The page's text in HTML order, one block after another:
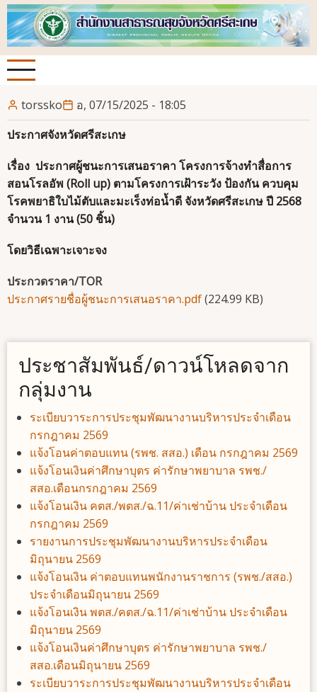
ข้าม
ไป
ยัง
เนื้อหา
หลัก
torssko
อ, 07/15/2025 - 18:05
ประกาศจังหวัดศรีสะเกษ
เรื่อง ประกาศผู้ชนะการเสนอราคา โครงการจ้างทำสื่อการ
สอนโรลอัพ (Roll up) ตามโครงการเฝ้าระวัง ป้องกัน ควบคุม
โรคพยาธิใบไม้ตับและมะเร็งท่อน้ำดี จังหวัดศรีสะเกษ ปี 2568
จำนวน 1 งาน (50 ชิ้น)
โดยวิธีเฉพาะเจาะจง
ประกวดราคา/TOR
ประกาศรายชื่อผู้ชนะการเสนอราคา.pdf(224.99 KB)
ประชาสัมพันธ์/ดาวน์โหลดจาก
กลุ่มงาน
ระเบียบวาระการประชุมพัฒนางานบริหารประจำเดือน
กรกฎาคม 2569
แจ้งโอนค่าตอบแทน (รพช. สสอ.) เดือน กรกฎาคม 2569
แจ้งโอนเงินค่าศึกษาบุตร ค่ารักษาพยาบาล รพช./
สสอ.เดือนกรกฎาคม 2569
แจ้งโอนเงิน คตส./พตส./ฉ.11/ค่าเช่าบ้าน ประจำเดือน
กรกฎาคม 2569
รายงานการประชุมพัฒนางานบริหารประจำเดือน
มิถุนายน 2569
แจ้งโอนเงิน ค่าตอบแทนพนักงานราชการ (รพช./สสอ.)
ประจำเดือนมิถุนายน 2569
แจ้งโอนเงิน พตส./คตส./ฉ.11/ค่าเช่าบ้าน ประจำเดือน
มิถุนายน 2569
แจ้งโอนเงินค่าศึกษาบุตร ค่ารักษาพยาบาล รพช./
สสอ.เดือนมิถุนายน 2569
ระเบียบวาระการประชุมพัฒนางานบริหารประจำเดือน